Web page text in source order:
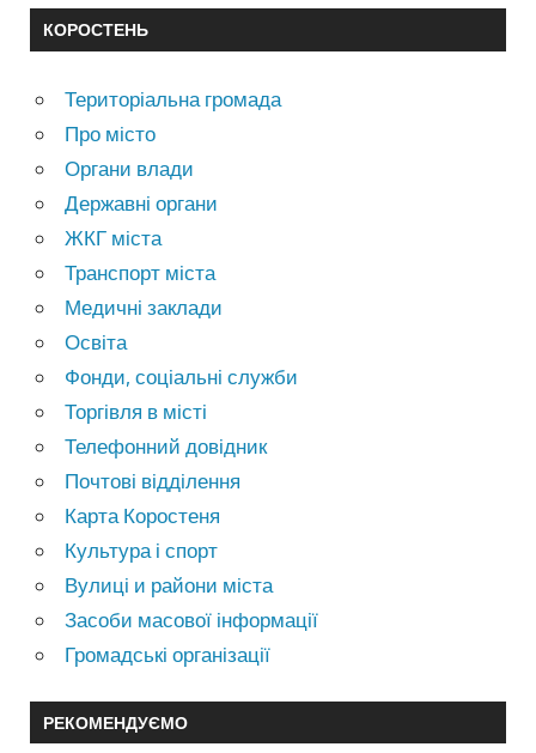
КОРОСТЕНЬ
Територіальна громада
Про місто
Органи влади
Державні органи
ЖКГ міста
Транспорт міста
Медичні заклади
Освіта
Фонди, соціальні служби
Торгівля в місті
Телефонний довідник
Почтові відділення
Карта Коростеня
Культура і спорт
Вулиці и райони міста
Засоби масової інформації
Громадські організації
РЕКОМЕНДУЄМО